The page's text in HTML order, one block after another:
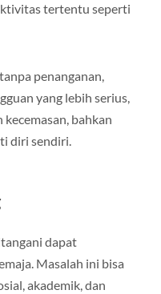
tertentu seperti
penanganan,
yang lebih serius,
bahkan
diri sendiri.
dapat
Masalah ini bisa
akademik, dan